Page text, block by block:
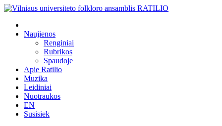
Naujienos
Renginiai
Rubrikos
Spaudoje
Apie Ratilio
Muzika
Leidiniai
Nuotraukos
EN
Susisiek